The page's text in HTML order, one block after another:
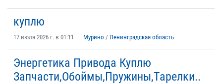
куплю
17 июля 2026 г. в 01:11 Мурино / Ленинградская область
Энергетика Привода Куплю
Запчасти,Обоймы,Пружины,Тарелки..